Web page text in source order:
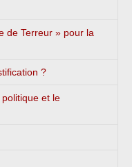
de Terreur » pour la
?
et le